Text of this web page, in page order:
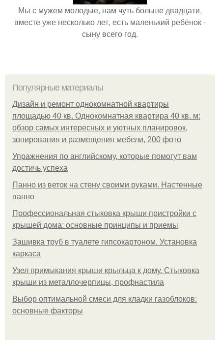
Мы с мужем молодые, нам чуть больше двадцати,
вместе уже несколько лет, есть маленький ребёнок -
сыну всего год.
Популярные материалы
Дизайн и ремонт однокомнатной квартиры
площадью 40 кв. Однокомнатная квартира 40 кв. м:
обзор самых интересных и уютных планировок,
зонирования и размещения мебели, 200 фото
Упражнения по английскому, которые помогут вам
достичь успеха
Панно из веток на стену своими руками. Настенные
панно
Профессиональная стыковка крыши пристройки с
крышей дома: основные принципы и приемы
Зашивка труб в туалете гипсокартоном. Установка
каркаса
Узел примыкания крыши крыльца к дому. Стыковка
крыши из металлочерпицы, профнастила
Выбор оптимальной смеси для кладки газоблоков:
основные факторы